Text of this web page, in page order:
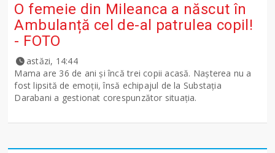
O femeie din Mileanca a născut în
Ambulanță cel de-al patrulea copil!
- FOTO
astăzi, 14:44
Mama are 36 de ani și încă trei copii acasă. Nașterea nu a
fost lipsită de emoții, însă echipajul de la Substația
Darabani a gestionat corespunzător situația.